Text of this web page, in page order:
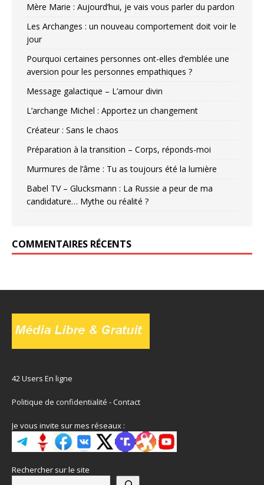
Mère Marie : Aujourd’hui, je vais vous parler du pardon
Les Archanges : un nouveau comportement doit voir le
jour
Pourquoi certaines personnes ont-elles d’emblée une
aversion pour les personnes empathiques ?
Message galactique – L’amour divin
L’archange Michel : Apportez un changement
Créateur : Sans le chaos
Préparation à la transition – Corps, réponds-moi
Murmures de l’âme : Tu as toujours été la lumière
Babel TV – Glucksmann : La Russie a peur de ma
candidature… Mythe ou réalité ?
COMMENTAIRES RÉCENTS
42 Users En ligne
Politique de confidentialité -Contact
Je vous invite sur mes réseaux :
Rechercher sur le site